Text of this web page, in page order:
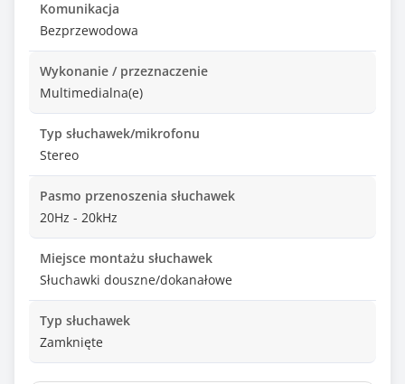
Komunikacja
Bezprzewodowa
Wykonanie / przeznaczenie
Multimedialna(e)
Typ słuchawek/mikrofonu
Stereo
Pasmo przenoszenia słuchawek
20Hz - 20kHz
Miejsce montażu słuchawek
Słuchawki douszne/dokanałowe
Typ słuchawek
Zamknięte